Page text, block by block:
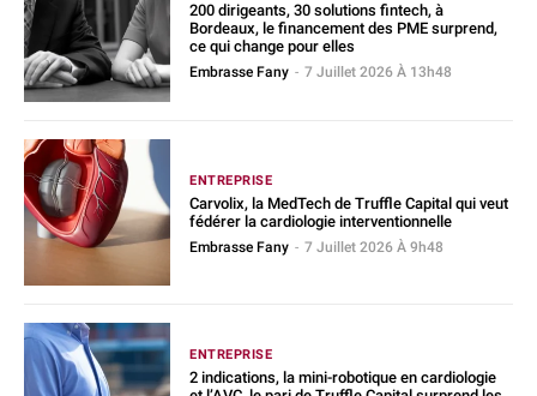
200 dirigeants, 30 solutions fintech, à
Bordeaux, le financement des PME surprend,
ce qui change pour elles
Embrasse Fany - 7 Juillet 2026 À 13h48
ENTREPRISE
Carvolix, la MedTech de Truffle Capital qui veut
fédérer la cardiologie interventionnelle
Embrasse Fany - 7 Juillet 2026 À 9h48
ENTREPRISE
2 indications, la mini-robotique en cardiologie